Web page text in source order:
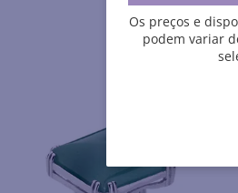
Os preços e
podem variar